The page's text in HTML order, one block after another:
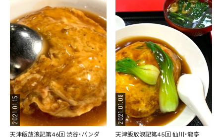
2021.01.15
天津飯放浪記第46回 渋谷・パンダ
2021.01.08
天津飯放浪記第45回 仙川・龍亭